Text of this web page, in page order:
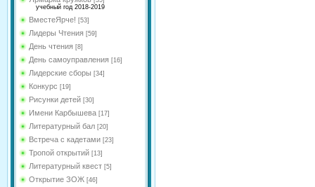
учебный год 2018-2019
ВместеЯрче! [53]
Лидеры Чтения [59]
День чтения [8]
День самоуправления [16]
Лидерские сборы [34]
Конкурс [19]
Рисунки детей [30]
Имени Карбышева [17]
Литературный бал [20]
Встреча с кадетами [23]
Тропой открытий [13]
Литературный квест [5]
Открытие ЗОЖ [46]